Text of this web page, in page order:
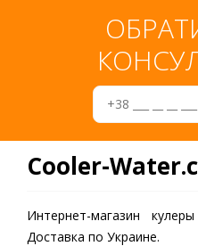
Cooler-
Интернет-магазин
Доставка по Украине.